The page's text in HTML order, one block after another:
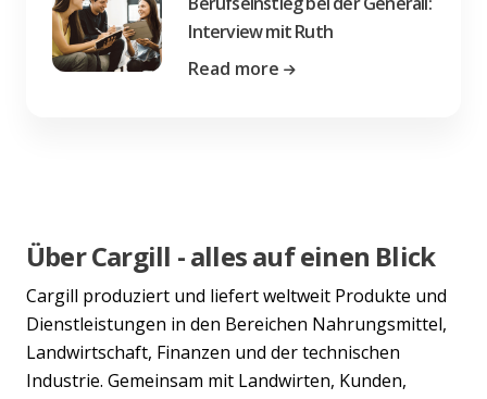
Interview mit Ruth
Read more
Über Cargill - alles auf einen Blick
Cargill produziert und liefert weltweit Produkte und
Dienstleistungen in den Bereichen Nahrungsmittel,
Landwirtschaft, Finanzen und der technischen
Industrie. Gemeinsam mit Landwirten, Kunden,